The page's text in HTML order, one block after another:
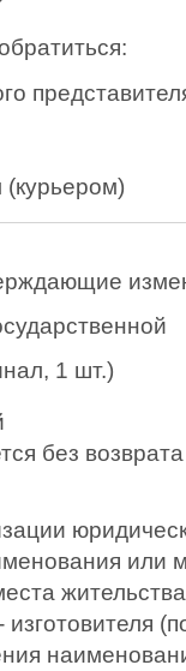
1 шт.)
без возврата
или